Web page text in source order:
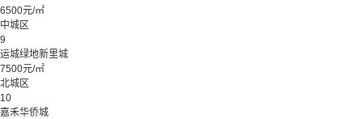
6500元/㎡
中城区
9
运城绿地新里城
7500元/㎡
北城区
10
嘉禾华侨城